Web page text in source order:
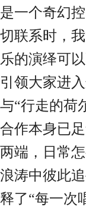
是一个奇幻
切联系时，
乐的演绎可以
引领大家进
与“行走的荷
合作本身已
两端，日常
浪涛中彼此
释了“每一次